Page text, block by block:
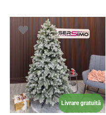
Livrare gratuită
inițial
a
fost:
1,299.00 lei.
curent
este: